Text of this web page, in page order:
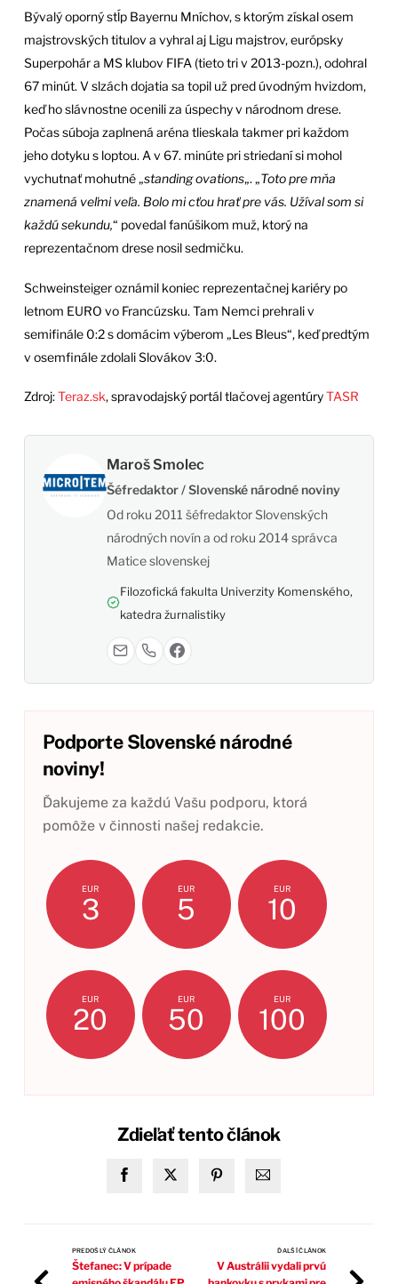
Bývalý oporný stĺp Bayernu Mníchov, s ktorým získal osem
majstrovských titulov a vyhral aj Ligu majstrov, európsky
Superpohár a MS klubov FIFA (tieto tri v 2013-pozn.), odohral
67 minút. V slzách dojatia sa topil už pred úvodným hvizdom,
keď ho slávnostne ocenili za úspechy v národnom drese.
Počas súboja zaplnená aréna tlieskala takmer pri každom
jeho dotyku s loptou. A v 67. minúte pri striedaní si mohol
vychutnať mohutné „standing ovations„. „Toto pre mňa
znamená veľmi veľa. Bolo mi cťou hrať pre vás. Užíval som si
každú sekundu,“ povedal fanúšikom muž, ktorý na
reprezentačnom drese nosil sedmičku.
Schweinsteiger oznámil koniec reprezentačnej kariéry po
letnom EURO vo Francúzsku. Tam Nemci prehrali v
semifinále 0:2 s domácim výberom „Les Bleus“, keď predtým
v osemfinále zdolali Slovákov 3:0.
Zdroj:Teraz.sk, spravodajský portál tlačovej agentúryTASR
Maroš Smolec
Šéfredaktor / Slovenské národné noviny
Od roku 2011 šéfredaktor Slovenských
národných novín a od roku 2014 správca
Matice slovenskej
Filozofická fakulta Univerzity Komenského,
katedra žurnalistiky
Podporte Slovenské národné
noviny!
Ďakujeme za každú Vašu podporu, ktorá
pomôže v činnosti našej redakcie.
EUR
3
EUR
5
EUR
10
EUR
20
EUR
50
EUR
100
Zdieľať tento článok
PREDOŠLÝ ČLÁNOK
Štefanec: V prípade
ĎALŠÍ ČLÁNOK
V Austrálii vydali prvú